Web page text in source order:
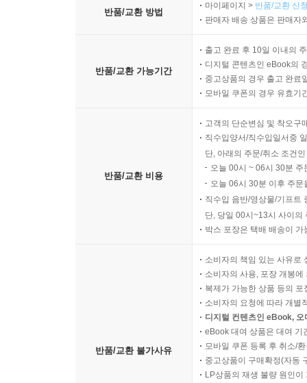
반품/교환 방법
마이페이지 > 반품/교환 신
판매자 배송 상품은 판매자
반품/교환 가능기간
출고 완료 후 10일 이내의
디지털 콘텐츠인 eBook의
중고상품의 경우 출고 완료
모바일 쿠폰의 경우 유효기
반품/교환 비용
고객의 단순변심 및 착오구
직수입양서/직수입일서중
단, 아래의 주문/취소 조건
오늘 00시 ~ 06시 30분
오늘 06시 30분 이후 주
직수입 음반/영상물/기프트
단, 당일 00시~13시 사이의
박스 포장은 택배 배송이
반품/교환 불가사유
소비자의 책임 있는 사유로
소비자의 사용, 포장 개봉
복제가 가능한 상품 등의
소비자의 요청에 따라 개별
디지털 컨텐츠인 eBook,
eBook 대여 상품은 대여 기
모바일 쿠폰 등록 후 취소/
중고상품이 구매확정(자동
LP상품의 재생 불량 원인